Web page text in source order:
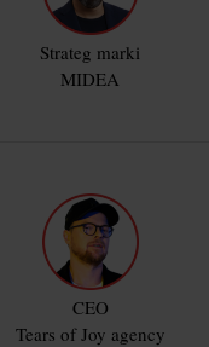
Strateg marki
MIDEA
CEO
Tears of Joy agency